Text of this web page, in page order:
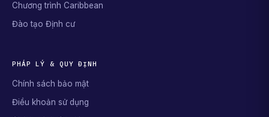
Chương trình Caribbean
Đào tạo Định cư
PHÁP LÝ & QUY ĐỊNH
Chính sách bảo mật
Điều khoản sử dụng